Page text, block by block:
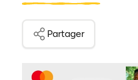
Partager